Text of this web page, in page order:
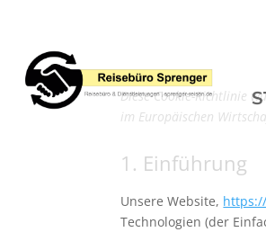
Diese Cookie-Richtlinie
im Europäischen
1. Einführung
Unsere Website,
Technologien (der